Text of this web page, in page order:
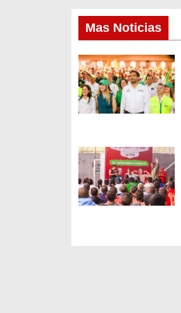
v
e
g
a
c
i
ó
Mas Noticias